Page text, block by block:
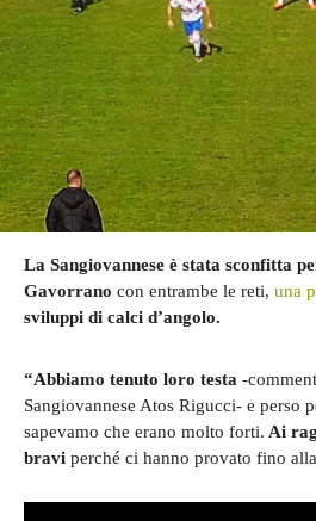
La Sangiovannese è stata sconfitta
Gavorrano con entrambe le reti, una
sviluppi di calci d’angolo.
“Abbiamo tenuto loro testa -
Sangiovannese Atos Rigucci- e perso
sapevamo che erano molto forti. Ai
bravi perché ci hanno provato fino